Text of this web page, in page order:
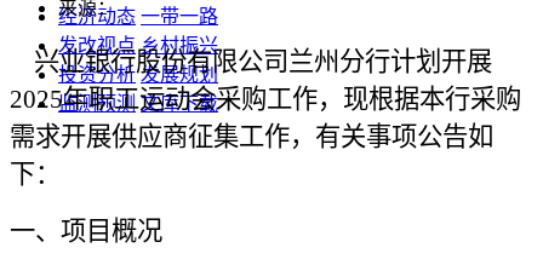
经济动态 一带一路
发改视点 乡村振兴
投资分析 发展规划
监测预测 文库下载
来源：
兴业银行股份有限公司兰州分行计划开展
2025年职工运动会采购工作，现根据本行采购
需求开展供应商征集工作，有关事项公告如
下：
一、项目概况